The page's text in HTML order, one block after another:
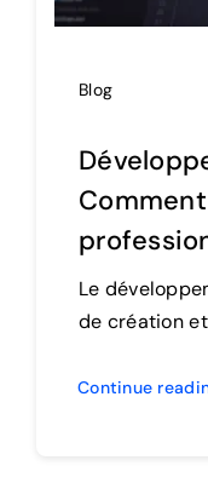
Blog
Le
de création
Continue